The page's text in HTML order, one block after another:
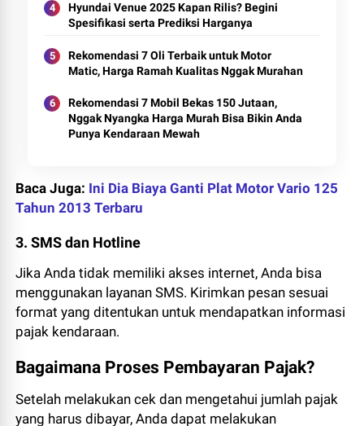
Hyundai Venue 2025 Kapan Rilis? Begini
Spesifikasi serta Prediksi Harganya
Rekomendasi 7 Oli Terbaik untuk Motor
Matic, Harga Ramah Kualitas Nggak Murahan
Rekomendasi 7 Mobil Bekas 150 Jutaan,
Nggak Nyangka Harga Murah Bisa Bikin Anda
Punya Kendaraan Mewah
Baca Juga: Ini Dia Biaya Ganti Plat Motor Vario 125
Tahun 2013 Terbaru
3. SMS dan Hotline
Jika Anda tidak memiliki akses internet, Anda bisa
menggunakan layanan SMS. Kirimkan pesan sesuai
format yang ditentukan untuk mendapatkan informasi
pajak kendaraan.
Bagaimana Proses Pembayaran Pajak?
Setelah melakukan cek dan mengetahui jumlah pajak
yang harus dibayar, Anda dapat melakukan